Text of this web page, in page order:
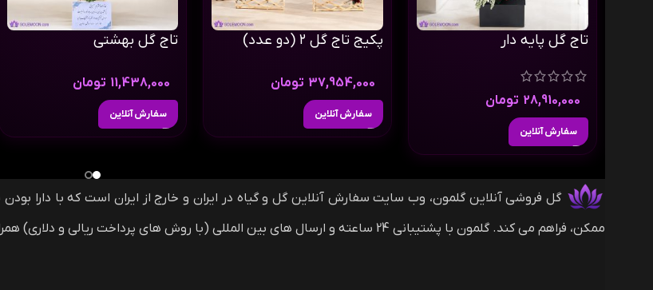
تاج گل پایه دار
28,910,000 تومان
سفارش آنلاین
پکیج تاج گل ۲ (دو عدد)
37,954,000 تومان
سفارش آنلاین
تاج گل بهشتی
11,438,000 تومان
سفارش آنلاین
ممکن، فراهم می کند. گلمون با پشتیبانی 24 ساعته و ارسال های بین المللی (با روش های پرداخت ریالی و دلاری) همراه شماست.